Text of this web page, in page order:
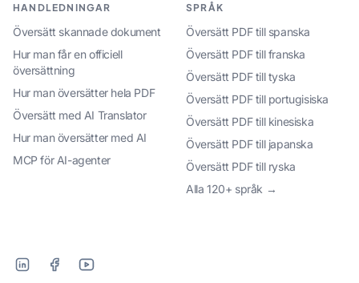
HANDLEDNINGAR
Översätt skannade dokument
Hur man får en officiell
översättning
Hur man översätter hela PDF
Översätt med AI Translator
Hur man översätter med AI
MCP för AI-agenter
SPRÅK
Översätt PDF till spanska
Översätt PDF till franska
Översätt PDF till tyska
Översätt PDF till portugisiska
Översätt PDF till kinesiska
Översätt PDF till japanska
Översätt PDF till ryska
Alla 120+ språk →